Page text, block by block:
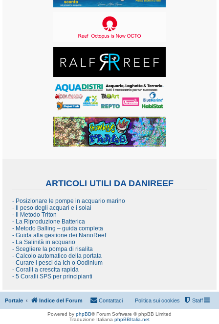
ARTICOLI UTILI DA DANIREEF
- Posizionare le pompe in acquario marino
- Il peso degli acquari e i solai
- Il Metodo Triton
- La Riproduzione Batterica
- Metodo Balling – guida completa
- Guida alla gestione dei NanoReef
- La Salinità in acquario
- Scegliere la pompa di risalita
- Calcolo automatico della portata
- Curare i pesci da Ich o Oodinium
- Coralli a crescita rapida
- 5 Coralli SPS per principianti
Portale Indice del Forum Staff
Politica sui cookies
Contattaci
Powered by phpBB® Forum Software © phpBB Limited
Traduzione Italiana phpBBItalia.net